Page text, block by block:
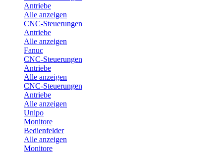
Antriebe
Alle anzeigen
CNC-Steuerungen
Antriebe
Alle anzeigen
Fanuc
CNC-Steuerungen
Antriebe
Alle anzeigen
CNC-Steuerungen
Antriebe
Alle anzeigen
Unipo
Monitore
Bedienfelder
Alle anzeigen
Monitore